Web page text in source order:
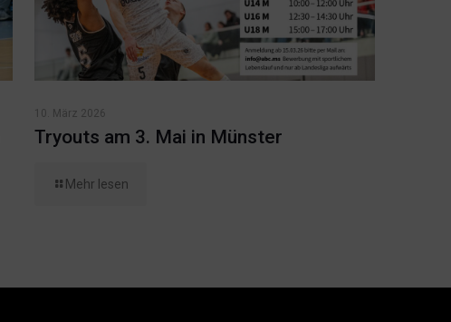
10. März 2026
Tryouts am 3. Mai in Münster
Mehr lesen